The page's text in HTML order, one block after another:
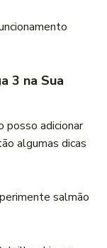
3 na Sua
posso adicionar
algumas dicas
salmão